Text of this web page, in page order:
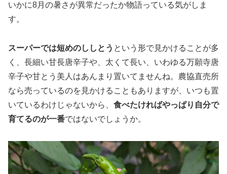
いかに8月の暑さが異常だったか物語っている気がしま
す。
スーパーでは短めのししとう という形で見かけることが多
く、長細い甘長唐辛子や、太くて長い、いわゆる万願寺唐
辛子や甘とう美人はあんまり置いてませんね。農協直売所
なら売っているのを見かけることもありますが、いつも置
いているわけじゃないから、 食べたければやっぱり自分で
育てるのが一番ではないでしょうか。